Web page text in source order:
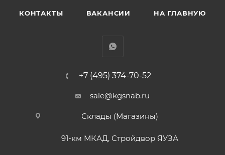
КОНТАКТЫ ВАКАНСИИ НА ГЛАВНУЮ
+7 (495) 374-70-52
sale@kgsnab.ru
Склады (Магазины)
91-км МКАД, Стройдвор ЯУЗА